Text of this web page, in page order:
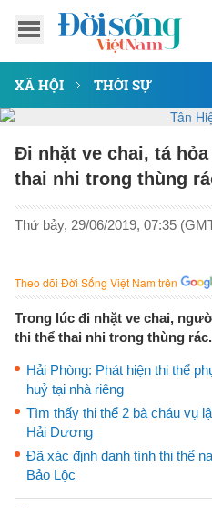
XÃ HỘI THỜI SỰ
Đi nhặt ve chai, tá
thai nhi trong thùng
Thứ bảy, 29/06/2019, 07:35
Theo dõi Đời Sống Việt Nam trên
Trong lúc đi nhặt ve chai,
thi thể thai nhi trong thùng rác.
Hải Phòng: Phát hiện thi thể
huỷ tại nhà riêng
Tìm thấy thi thể 2 bà cháu vụ
Hải Dương
Đã xác định danh tính thi thể
Bảo Lộc